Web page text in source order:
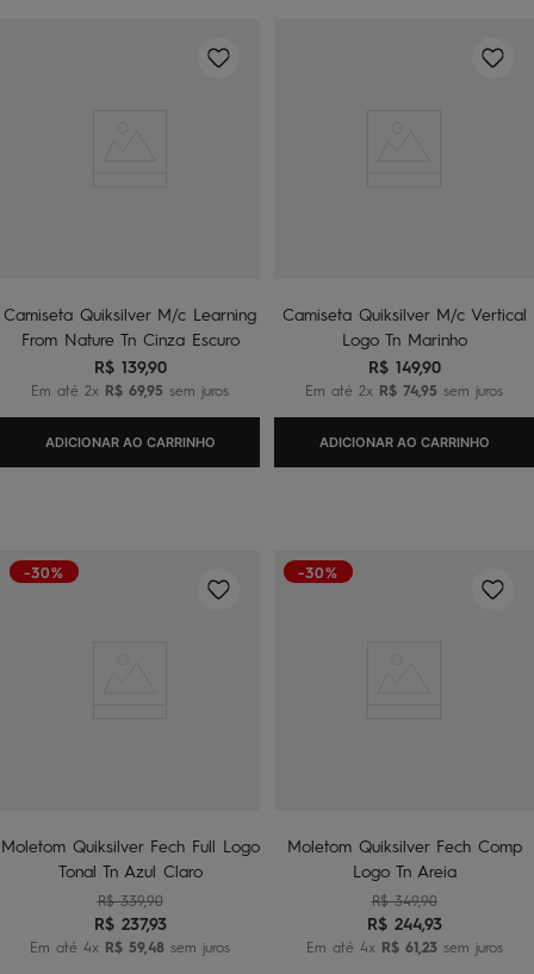
Camiseta Quiksilver M/c Learning
From Nature Tn Cinza Escuro
R$ 139,90
Em até 2x R$ 69,95 sem juros
ADICIONAR AO CARRINHO
Camiseta Quiksilver M/c Vertical
Logo Tn Marinho
R$ 149,90
Em até 2x R$ 7495 sem juros
ADICIONAR AO CARRINHO
-30%
Moletom Quiksilver Fech Full Logo
Tonal Tn Azul Claro
R$ 339,90
R$ 237,93
Em até 4x R$ 59,48 sem juros
-30%
Moletom Quiksilver Fech Comp
Logo Tn Areia
R$ 349,90
R$ 244,93
Em até 4x R$ 61, 23 sem juros